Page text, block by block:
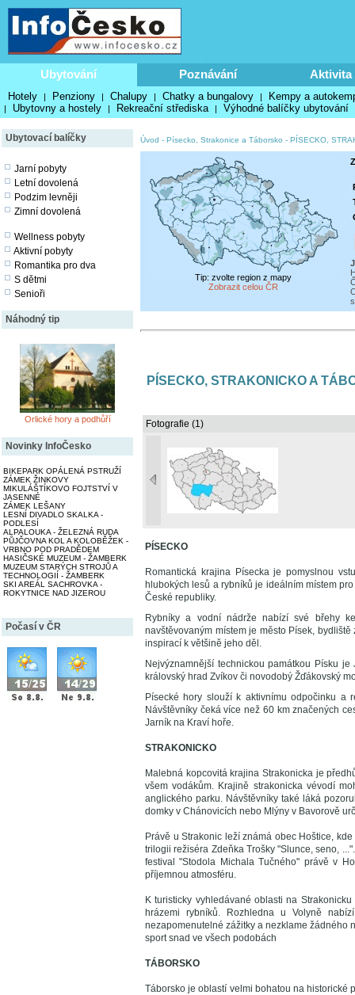
Ubytování Poznávání Aktivita
Hotely | Penziony | Chalupy | Chatky a bungalovy | Kempy a
| Ubytovny a hostely | Rekreační střediska | Výhodné balíčky ubytování
Ubytovací balíčky
Jarní pobyty
Letní dovolená
Podzim levněji
Zimní dovolená
Wellness pobyty
Aktivní pobyty
Romantika pro dva
S dětmi
Senioři
Náhodný tip
Orlické hory a podhůří
Novinky InfoČesko
BIKEPARK OPÁLENÁ PSTRUŽÍ
ZÁMEK ŽINKOVY
MIKULÁŠTÍKOVO FOJTSTVÍ V
JASENNÉ
ZÁMEK LEŠANY
LESNÍ DIVADLO SKALKA -
PODLESÍ
ALPALOUKA - ŽELEZNÁ RUDA
PŮJČOVNA KOL A KOLOBĚŽEK -
VRBNO POD PRADĚDEM
HASIČSKÉ MUZEUM - ŽAMBERK
MUZEUM STARÝCH STROJŮ A
TECHNOLOGIÍ - ŽAMBERK
SKI AREÁL SACHROVKA -
ROKYTNICE NAD JIZEROU
Počasí v ČR
Úvod - Písecko, Strakonice a Táborsko - PÍSECKO,
Tip: zvolte region z mapy
Zobrazit celou ČR
PÍSECKO, STRAKONICKO A
Fotografie (1)
PÍSECKO
Romantická krajina Písecka je pomyslnou
hlubokých lesů a rybníků je ideálním místem
České republiky.
Rybníky a vodní nádrže nabízí své břehy
navštěvovaným místem je město Písek,
inspirací k většině jeho děl.
Nejvýznamnější technickou památkou Písku
královský hrad Zvíkov či novodobý Žďákovský
Písecké hory slouží k aktivnímu odpočinku a
Návštěvníky čeká více než 60 km značených
Jarník na Kraví hoře.
STRAKONICKO
Malebná kopcovitá krajina Strakonicka je
všem vodákům. Krajině strakonicka vévodí
anglického parku. Návštěvníky také láká
domky v Chánovicích nebo Mlýny v Bavorově
Právě u Strakonic leží známá obec Hoštice,
trilogii režiséra Zdeňka Trošky "Slunce, seno,
festival "Stodola Michala Tučného" právě v
příjemnou atmosféru.
K turisticky vyhledávané oblasti na
hrázemi rybníků. Rozhledna u Volyně
nezapomenutelné zážitky a nezklame žádného
sport snad ve všech podobách
TÁBORSKO
Táborsko je oblastí velmi bohatou na historické